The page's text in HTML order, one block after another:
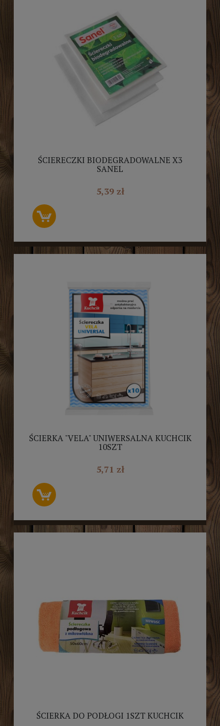
ŚCIERECZKI BIODEGRADOWALNE X3
SANEL
5,39 zł
ŚCIERKA "VELA" UNIWERSALNA KUCHCIK
10SZT
5,71 zł
ŚCIERKA DO PODŁOGI 1SZT KUCHCIK